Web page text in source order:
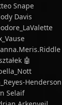
Snape
Davis
🤖
Henderson
Selaif